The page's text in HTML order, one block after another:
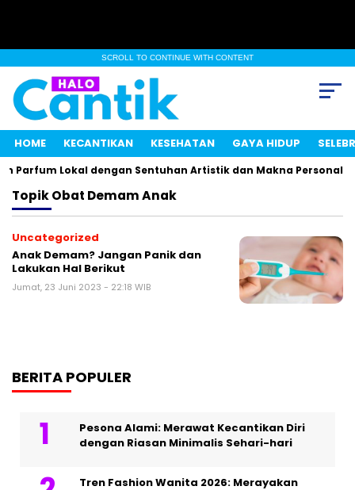
SCROLL TO CONTINUE WITH CONTENT
HOME KECANTIKAN KESEHATAN GAYA HIDUP
Parfum Lokal dengan Sentuhan Artistik dan Makna Personal
TopikObat Demam Anak
Uncategorized
Anak Demam? Jangan Panik dan
Lakukan Hal Berikut
Jumat, 23 Juni 2023 - 22:18 WIB
BERITA POPULER
Pesona Alami: Merawat Kecantikan Diri
dengan Riasan Minimalis Sehari-hari
Tren Fashion Wanita 2026: Merayakan